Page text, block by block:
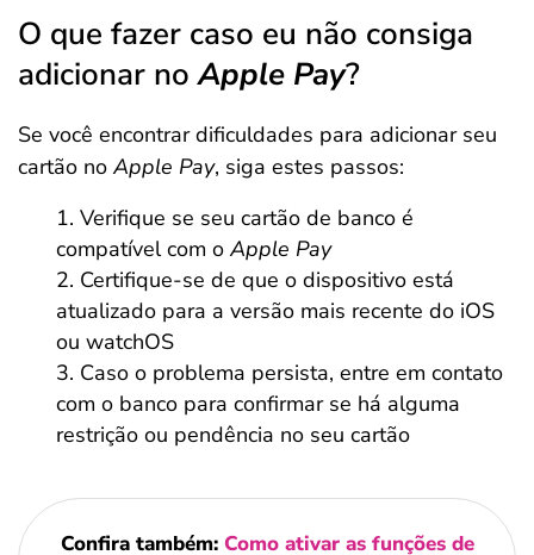
O que fazer caso eu não consiga
adicionar noApple Pay?
Se você encontrar dificuldades para adicionar seu
cartão noApple Pay, siga estes passos:
Verifique se seu cartão de banco é
compatível com oApple Pay
Certifique-se de que o dispositivo está
atualizado para a versão mais recente do iOS
ou watchOS
Caso o problema persista, entre em contato
com o banco para confirmar se há alguma
restrição ou pendência no seu cartão
Confira também: Como ativar as funções de